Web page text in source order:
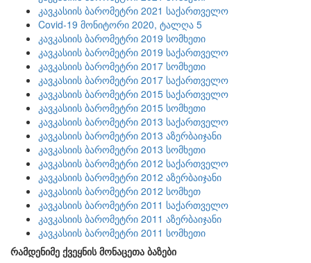
კავკასიის ბარომეტრი 2021 საქართველო
Covid-19 მონიტორი 2020, ტალღა 5
კავკასიის ბარომეტრი 2019 სომხეთი
კავკასიის ბარომეტრი 2019 საქართველო
კავკასიის ბარომეტრი 2017 სომხეთი
კავკასიის ბარომეტრი 2017 საქართველო
კავკასიის ბარომეტრი 2015 საქართველო
კავკასიის ბარომეტრი 2015 სომხეთი
კავკასიის ბარომეტრი 2013 საქართველო
კავკასიის ბარომეტრი 2013 აზერბაიჯანი
კავკასიის ბარომეტრი 2013 სომხეთი
კავკასიის ბარომეტრი 2012 საქართველო
კავკასიის ბარომეტრი 2012 აზერბაიჯანი
კავკასიის ბარომეტრი 2012 სომხეთ
კავკასიის ბარომეტრი 2011 საქართველო
კავკასიის ბარომეტრი 2011 აზერბაიჯანი
კავკასიის ბარომეტრი 2011 სომხეთი
რამდენიმე ქვეყნის მონაცეთა ბაზები